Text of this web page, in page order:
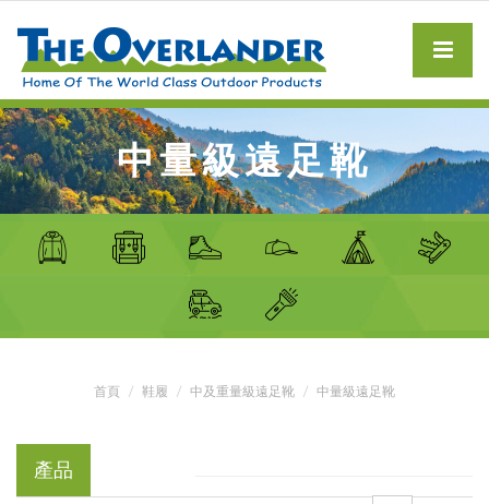
中量級遠足靴
首頁 鞋履 中及重量級遠足靴 中量級遠足靴
產品